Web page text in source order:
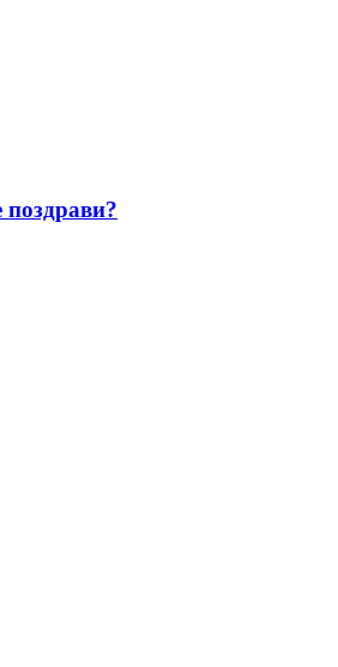
поздрави?